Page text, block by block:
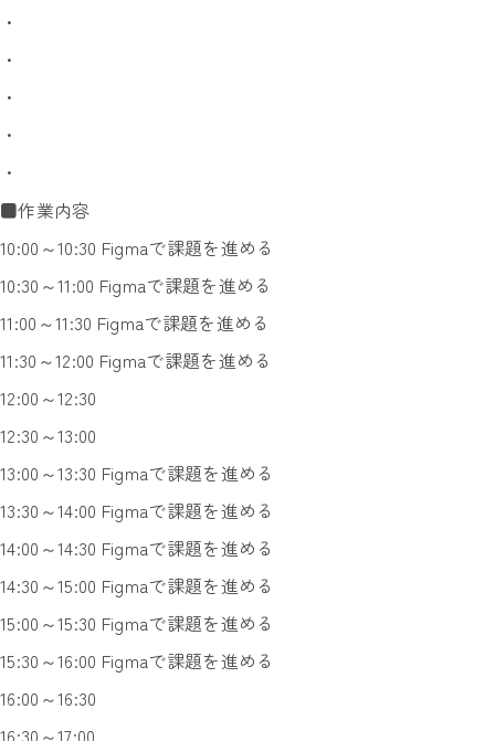
・
・
・
・
・
■作業内容
10:00～10:30 Figmaで課題を進める
10:30～11:00 Figmaで課題を進める
11:00～11:30 Figmaで課題を進める
11:30～12:00 Figmaで課題を進める
12:00～12:30
12:30～13:00
13:00～13:30 Figmaで課題を進める
13:30～14:00 Figmaで課題を進める
14:00～14:30 Figmaで課題を進める
14:30～15:00 Figmaで課題を進める
15:00～15:30 Figmaで課題を進める
15:30～16:00 Figmaで課題を進める
16:00～16:30
16:30～17:00